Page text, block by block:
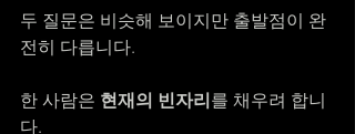
두 질문은 비슷해 보이지만 출발점이 완
전히 다릅니다.
한 사람은 현재의 빈자리를 채우려 합니
다.